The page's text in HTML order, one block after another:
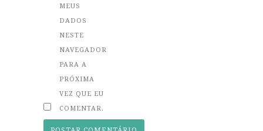
MEUS
DADOS
NESTE
NAVEGADOR
PARA A
PRÓXIMA
VEZ QUE EU
COMENTAR.